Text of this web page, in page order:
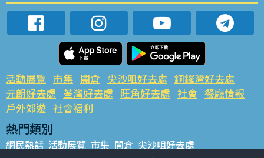
活動展覽 市集 開倉 尖沙咀好去處 銅鑼灣好去處
元朗好去處 荃灣好去處 旺角好去處 社會 餐廳情報
戶外郊遊 社會福利
熱門類別
網民熱話 活動展覽 市集 開倉 尖沙咀好去處